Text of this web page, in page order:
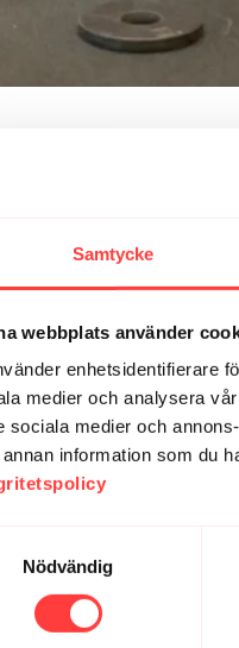
Samtycke
webbplats använder
enhetsidentifierare
medier och analysera
sociala medier och
annan information som du
Nödvändig